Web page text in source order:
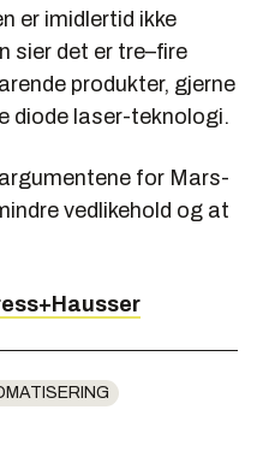
er imidlertid ikke
sier det er tre–fire
produkter, gjerne
diode laser-teknologi.
for Mars-
vedlikehold og at